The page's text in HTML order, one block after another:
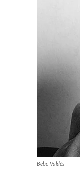
Bebo Valdés